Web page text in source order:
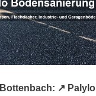
↗️ Palylo